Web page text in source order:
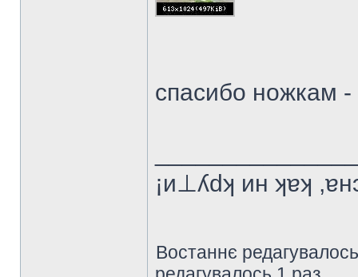
спасибо ножкам
¡и⊥ʎdʞ ин ʞɐʞ
Востаннє